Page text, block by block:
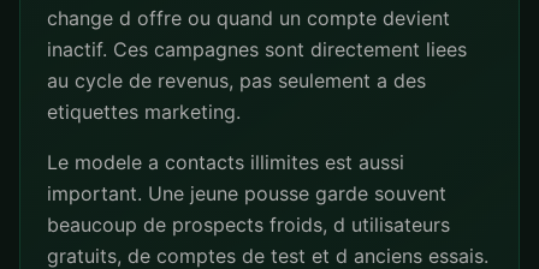
change d offre ou quand un compte devient
inactif. Ces campagnes sont directement liees
au cycle de revenus, pas seulement a des
etiquettes marketing.
Le modele a contacts illimites est aussi
important. Une jeune pousse garde souvent
beaucoup de prospects froids, d utilisateurs
gratuits, de comptes de test et d anciens essais.